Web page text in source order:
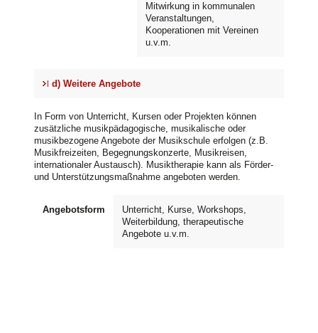
Mitwirkung in kommunalen
Veranstaltungen,
Kooperationen mit Vereinen
u.v.m.
d) Weitere Angebote
In Form von Unterricht, Kursen oder Projekten können
zusätzliche musikpädagogische, musikalische oder
musikbezogene Angebote der Musikschule erfolgen (z.B.
Musikfreizeiten, Begegnungskonzerte, Musikreisen,
internationaler Austausch). Musiktherapie kann als Förder-
und Unterstützungsmaßnahme angeboten werden.
Angebotsform
Unterricht, Kurse, Workshops,
Weiterbildung, therapeutische
Angebote u.v.m.